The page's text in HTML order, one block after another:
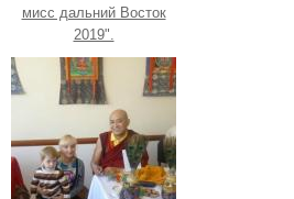
мисс дальний Восток
2019".